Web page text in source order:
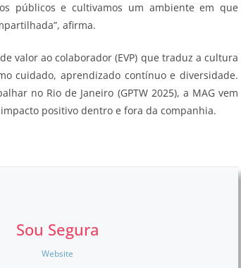
públicos e cultivamos um ambiente em que
afirma.
valor ao colaborador (EVP) que traduz a cultura
cuidado, aprendizado contínuo e diversidade.
no Rio de Janeiro (GPTW 2025), a MAG vem
positivo dentro e fora da companhia.
Sou Segura
Website